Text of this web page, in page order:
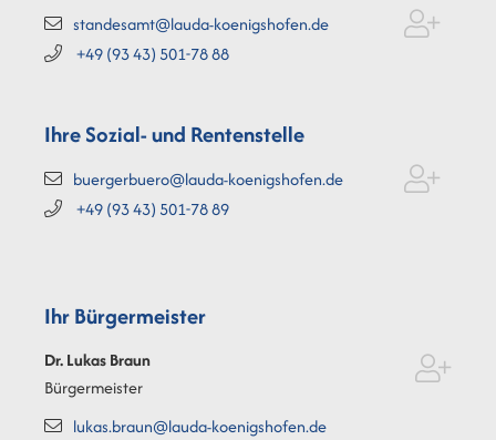
standesamt@lauda-koenigshofen.de
+49 (9343) 501-7888
Ihre Sozial- und Rentenstelle
buergerbuero@lauda-koenigshofen.de
+49 (9343) 501-7889
Ihr Bürgermeister
Dr. LukasBraun
Bürgermeister
lukas.braun@lauda-koenigshofen.de